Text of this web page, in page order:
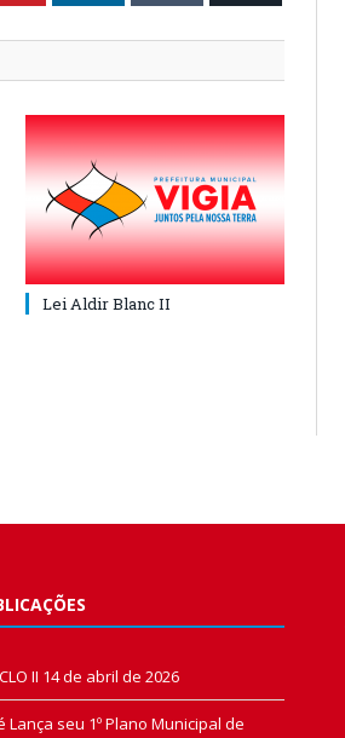
Lei Aldir Blanc II
II 14 de abril de 2026
Lança seu 1º Plano Municipal de